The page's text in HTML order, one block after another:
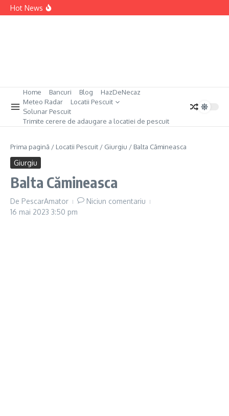
Sari la conținut
Hot News
Home Bancuri Blog
HazDeNecaz
Meteo Radar
Locatii Pescuit
Solunar Pescuit
Trimite cerere de adaugare a locatiei de pescuit
Prima pagină / Locatii Pescuit / Giurgiu / Balta Cămineasca
Giurgiu
Balta Cămineasca
De PescarAmator
Niciun comentariu
16 mai 2023 3:50 pm